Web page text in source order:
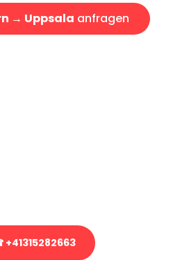
→ Uppsala anfragen